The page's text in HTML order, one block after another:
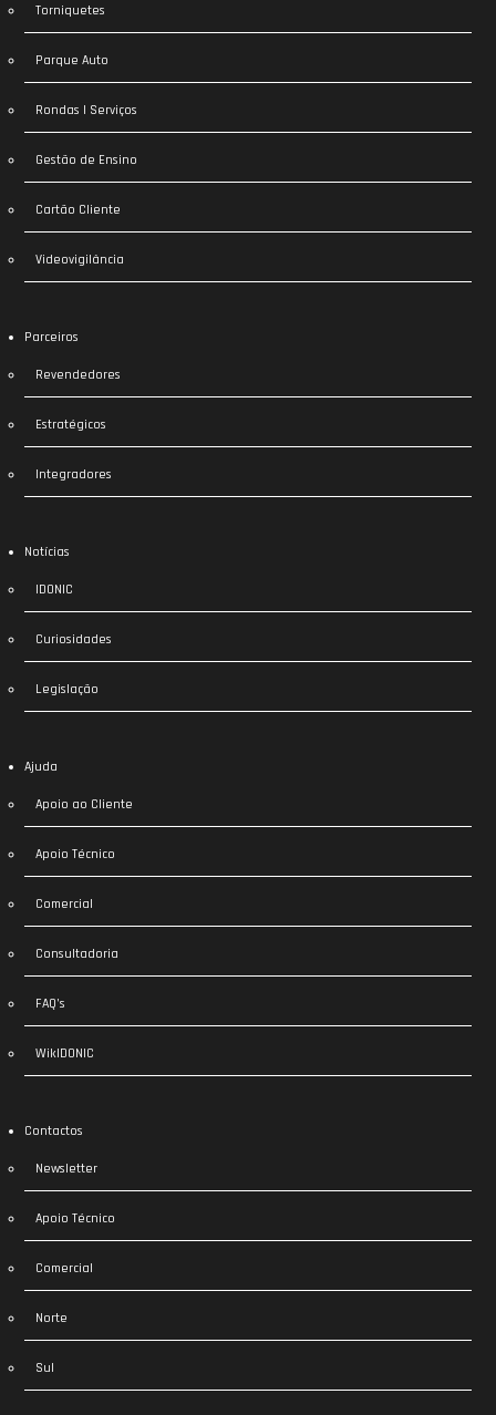
Torniquetes
Parque Auto
Rondas | Serviços
Gestão de Ensino
Cartão Cliente
Videovigilância
Parceiros
Revendedores
Estratégicos
Integradores
Notícias
IDONIC
Curiosidades
Legislação
Ajuda
Apoio ao Cliente
Apoio Técnico
Comercial
Consultadoria
FAQ’s
WikIDONIC
Contactos
Newsletter
Apoio Técnico
Comercial
Norte
Sul